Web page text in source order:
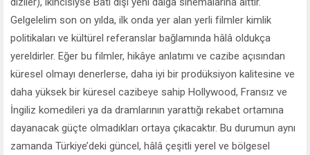
Gelgelelim son on yılda, ilk onda yer alan yerli filmler kimlik
politikaları ve kültürel referanslar bağlamında hâlâ oldukça
yereldirler. Eğer bu filmler, hikâye anlatımı ve cazibe açısından
küresel olmayı denerlerse, daha iyi bir prodüksiyon kalitesine ve
daha yüksek bir küresel cazibeye sahip Hollywood, Fransız ve
İngiliz komedileri ya da dramlarının yarattığı rekabet ortamına
dayanacak güçte olmadıkları ortaya çıkacaktır. Bu durumun aynı
zamanda Türkiye’deki güncel, hâlâ çeşitli yerel ve bölgesel